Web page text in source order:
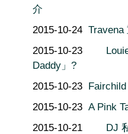
介
2015-10-24 Travena
2015-10-23
Daddy」?
2015-10-23
2015-10-23 A Pink
2015-10-21
DJ